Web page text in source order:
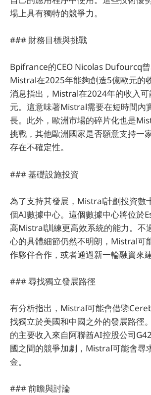
場上具有獨特的競爭力。
### 財務目標與挑戰
Bpifrance的CEO Nicolas Dufourcq
Mistral在2025年能夠創造5億歐元的
消息指出，Mistral在2024年的收入
元。這意味著Mistral需要在短時間內
長。此外，歐洲市場的碎片化也是
挑戰，其他歐洲國家是否願意支持一
存在不確定性。
### 基礎設施投資
為了支持其發展，Mistral計劃投資數
個AI數據中心。這個數據中心將位於
高Mistral訓練更高效系統的能力。不
心的具體細節仍然不明朗，Mistral可
作夥伴合作，或者通過新一輪融資來
### 尋找獨立發展路徑
有分析指出，Mistral可能會借鑒
找獨立於美國和中國之外的發展路徑
的主要收入來自阿聯酋AI控股公司
國之間的競爭加劇，Mistral可能會尋
金。
### 前瞻與討論